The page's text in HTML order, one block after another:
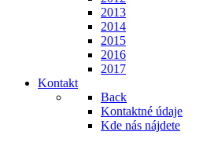
2013
2014
2015
2016
2017
Kontakt
Back
Kontaktné údaje
Kde nás nájdete